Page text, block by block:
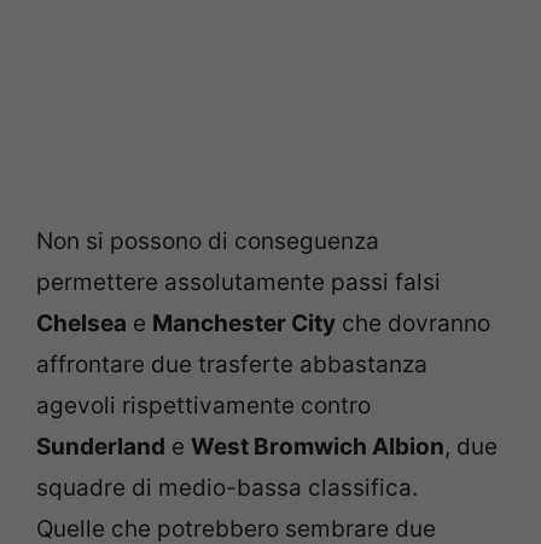
Non si possono di conseguenza
permettere assolutamente passi falsi
Chelsea e Manchester City che dovranno
affrontare due trasferte abbastanza
agevoli rispettivamente contro
Sunderland e West Bromwich Albion, due
squadre di medio-bassa classifica.
Quelle che potrebbero sembrare due